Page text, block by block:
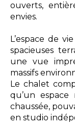
ouverts,
envies.
L’espace de
spacieuses
une vue
massifs
Le chalet
qu’un
chaussée,
en studio